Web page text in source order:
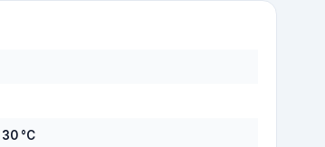
°C